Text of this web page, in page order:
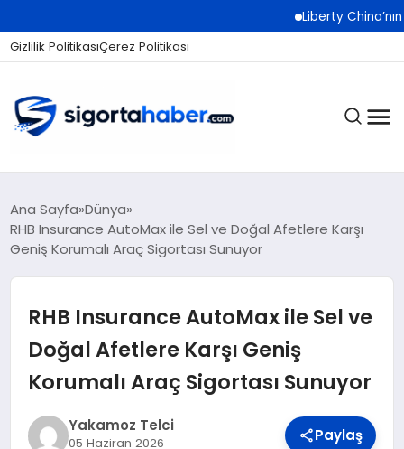
Liberty China’nın
Gizlilik PolitikasıÇerez Politikası
SIGORTA
EKONOMI
Ana Sayfa Dünya
RHB Insurance AutoMax ile Sel ve Doğal Afetlere Karşı
Geniş Korumalı Araç Sigortası Sunuyor
RHB Insurance AutoMax ile Sel ve
Doğal Afetlere Karşı Geniş
Korumalı Araç Sigortası Sunuyor
Yakamoz Telci
05 Haziran 2026 Paylaş